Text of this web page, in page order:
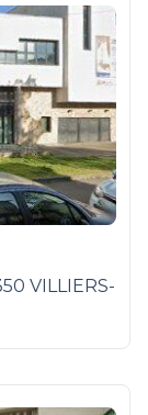
VILLIERS-